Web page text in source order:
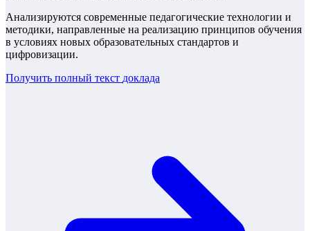
Анализируются современные педагогические технологии и
методики, направленные на реализацию принципов обучения
в условиях новых образовательных стандартов и
цифровизации.
Получить полный текст доклада